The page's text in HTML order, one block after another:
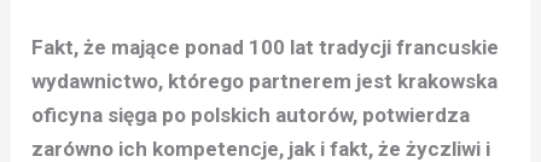
Fakt, że mające ponad 100 lat tradycji francuskie
wydawnictwo, którego partnerem jest krakowska
oficyna sięga po polskich autorów, potwierdza
zarówno ich kompetencje, jak i fakt, że życzliwi i